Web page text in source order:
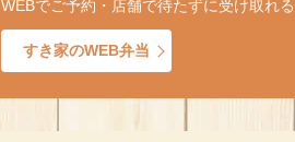
WEBでご予約・店舗で待たずに受け取れ
すき家のWEB弁当